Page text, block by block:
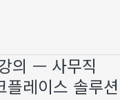
의 — 사무직
플레이스 솔루션